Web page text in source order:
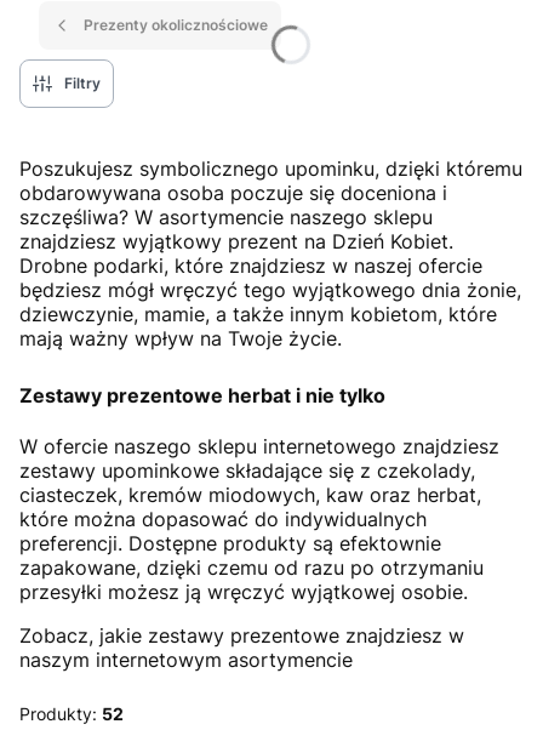
Prezenty okolicznościowe
Filtry
Poszukujesz symbolicznego upominku, dzięki któremu
obdarowywana osoba poczuje się doceniona i
szczęśliwa? W asortymencie naszego sklepu
znajdziesz wyjątkowy prezent na Dzień Kobiet.
Drobne podarki, które znajdziesz w naszej ofercie
będziesz mógł wręczyć tego wyjątkowego dnia żonie,
dziewczynie, mamie, a także innym kobietom, które
mają ważny wpływ na Twoje życie.
Zestawy prezentowe herbat i nie tylko
W ofercie naszego sklepu internetowego znajdziesz
zestawy upominkowe składające się z czekolady,
ciasteczek, kremów miodowych, kaw oraz herbat,
które można dopasować do indywidualnych
preferencji. Dostępne produkty są efektownie
zapakowane, dzięki czemu od razu po otrzymaniu
przesyłki możesz ją wręczyć wyjątkowej osobie.
Zobacz, jakie zestawy prezentowe znajdziesz w
naszym internetowym asortymencie
Produkty: 52